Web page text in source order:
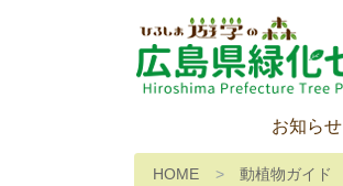
お知らせ
HOME 動植物ガイド